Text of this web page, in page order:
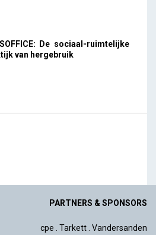
De sociaal-ruimtelijke
van hergebruik
PARTNERS & SPONSORS
cpe . Tarkett. Vandersanden